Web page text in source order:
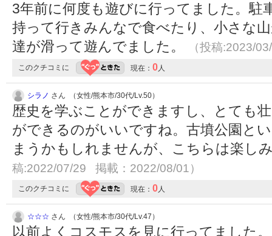
3年前に何度も遊びに行ってました。駐
持って行きみんなで食べたり、小さな
達が滑って遊んでました。
（投稿:2023/
このクチコミに 現在： 0人
シラノ さん （女性/熊本市/30代/Lv.50）
歴史を学ぶことができますし、とても
ができるのがいいですね。古墳公園と
まうかもしれませんが、こちらは楽し
稿:2022/07/29 掲載：2022/08/01）
このクチコミに 現在： 0人
☆☆☆ さん （女性/熊本市/30代/Lv.47）
以前よくコスモスを見に行ってました